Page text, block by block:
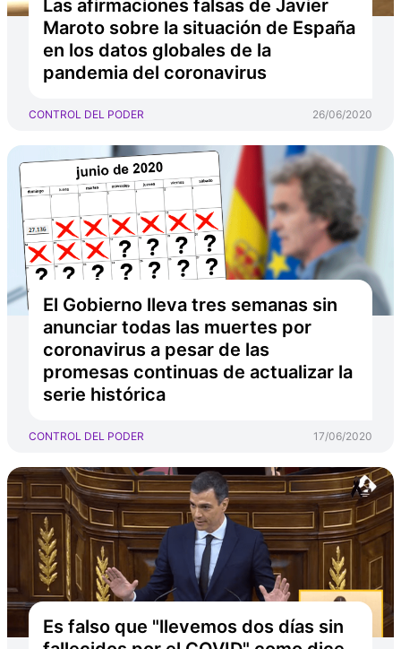
Las afirmaciones falsas de Javier
Maroto sobre la situación de España
en los datos globales de la
pandemia del coronavirus
CONTROL DEL PODER 26/06/2020
El Gobierno lleva tres semanas sin
anunciar todas las muertes por
coronavirus a pesar de las
promesas continuas de actualizar la
serie histórica
CONTROL DEL PODER 17/06/2020
Es falso que "llevemos dos días sin